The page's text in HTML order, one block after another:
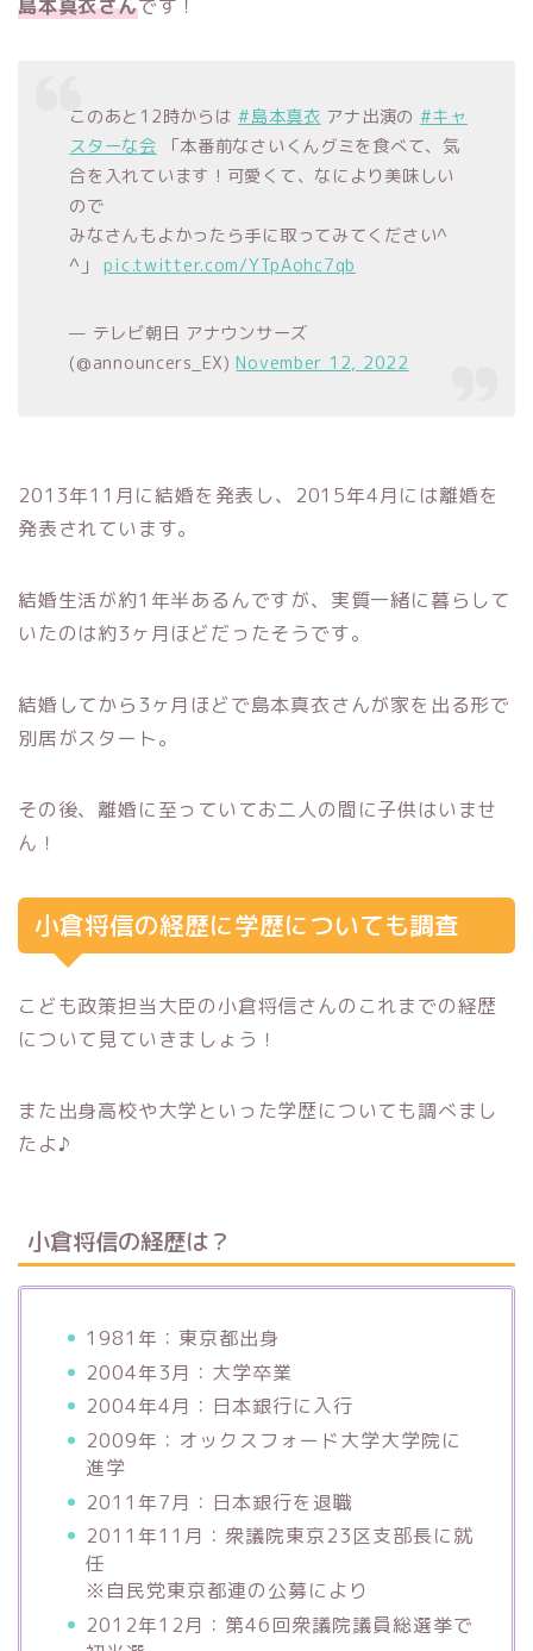
島本真衣さんです！
このあと12時からは#島本真衣 アナ出演の #キャ
スターな会 「本番前なさいくんグミを食べて、気
合を入れています！可愛くて、なにより美味しい
ので
みなさんもよかったら手に取ってみてください^
^」pic.twitter.com/YTpAohc7qb
— テレビ朝日 アナウンサーズ
(@announcers_EX)November 12, 2022
2013年11月に結婚を発表し、2015年4月には離婚を
発表されています。
結婚生活が約1年半あるんですが、実質一緒に暮らして
いたのは約3ヶ月ほどだったそうです。
結婚してから3ヶ月ほどで島本真衣さんが家を出る形で
別居がスタート。
その後、離婚に至っていてお二人の間に子供はいませ
ん！
小倉将信の経歴に学歴についても調査
こども政策担当大臣の小倉将信さんのこれまでの経歴
について見ていきましょう！
また出身高校や大学といった学歴についても調べまし
たよ♪
小倉将信の経歴は？
1981年：東京都出身
2004年3月：大学卒業
2004年4月：日本銀行に入行
2009年：オックスフォード大学大学院に
進学
2011年7月：日本銀行を退職
2011年11月：衆議院東京23区支部長に就
任
※自民党東京都連の公募により
2012年12月：第46回衆議院議員総選挙で